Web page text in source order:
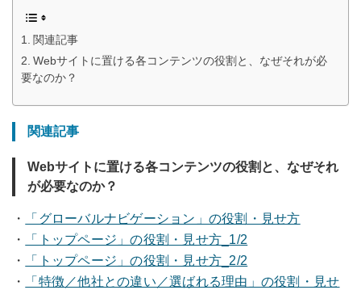
関連記事
Webサイトに置ける各コンテンツの役割と、なぜそれが必
要なのか？
関連記事
Webサイトに置ける各コンテンツの役割と、なぜそれ
が必要なのか？
・
「グローバルナビゲーション」の役割・見せ方
・
「トップページ」の役割・見せ方_1/2
・
「トップページ」の役割・見せ方_2/2
・
「特徴／他社との違い／選ばれる理由」の役割・見せ